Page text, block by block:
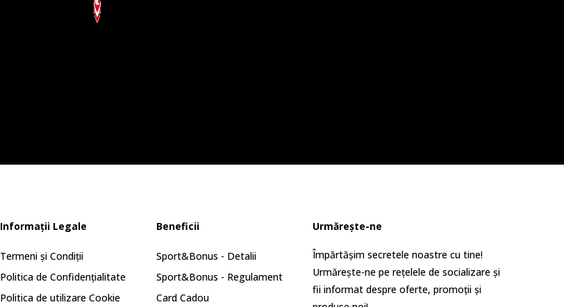
Informații Legale
Termeni și Condiții
Politica de Confidențialitate
Politica de utilizare Cookie
Beneficii
Sport&Bonus - Detalii
Sport&Bonus - Regulament
Card Cadou
Urmărește-ne
Împărtășim secretele noastre cu tine!
Urmărește-ne pe rețelele de socializare și
fii informat despre oferte, promoții și